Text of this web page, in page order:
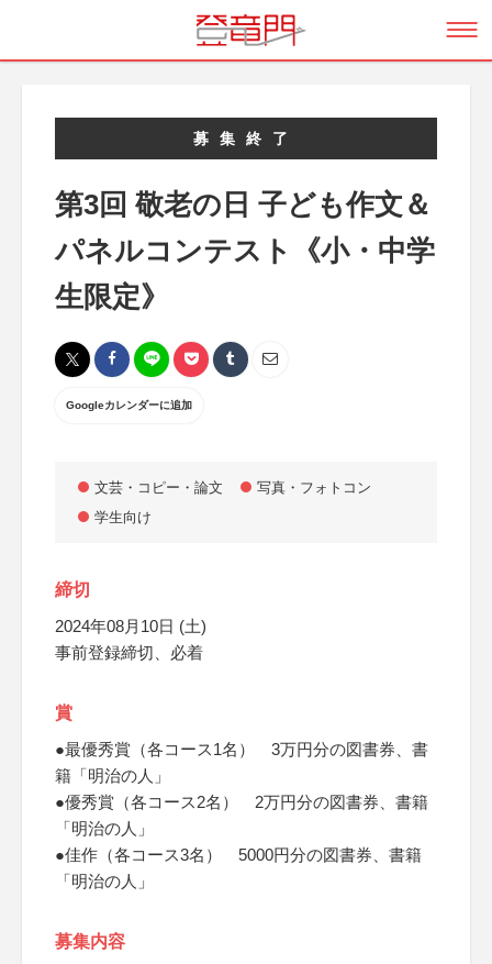
募集終了
第3回 敬老の日 子ども作文＆
パネルコンテスト《小・中学
生限定》
Googleカレンダーに追加
文芸・コピー・論文
写真・フォトコン
学生向け
締切
2024年08月10日 (土)
事前登録締切、必着
賞
●最優秀賞（各コース1名） 3万円分の図書券、書
籍「明治の人」
●優秀賞（各コース2名） 2万円分の図書券、書籍
「明治の人」
●佳作（各コース3名） 5000円分の図書券、書籍
「明治の人」
募集内容